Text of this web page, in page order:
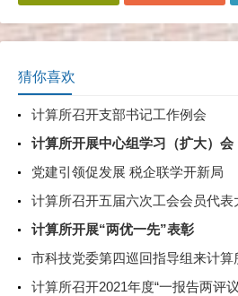
猜你喜欢
计算所召开支部书记工作例会
计算所开展中心组学习（扩大）会
党建引领促发展 税企联学开新局
计算所召开五届六次工会会员代表
计算所开展“两优一先”表彰
市科技党委第四巡回指导组来计算
计算所召开2021年度“一报告两评